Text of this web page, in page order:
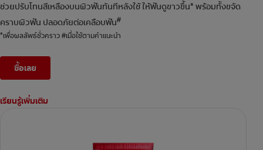
ช่วยปรับโทนสีเหลืองบนผิวฟันทันทีหลังใช้ ให้ฟันดูขาวขึ้น* พร้อมทั้งขจัด
คราบผิวฟัน ปลอดภัยต่อเคลือบฟัน#
*เพื่อผลลัพธ์ชั่วคราว #เมื่อใช้ตามคำแนะนำ
ซื้อเลย
เรียนรู้เพิ่มเติม